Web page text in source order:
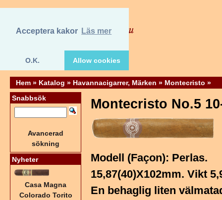
Acceptera kakor Läs mer
O.K. Allow cookies
Hem » Katalog » Havannacigarrer, Märken » Montecristo »
Montecristo No.5
Modell (Façon): Perlas.
15,87(40)X102mm. Vikt
En behaglig liten
Snabbsök
Avancerad
sökning
Nyheter
Casa Magna
Colorado Torito